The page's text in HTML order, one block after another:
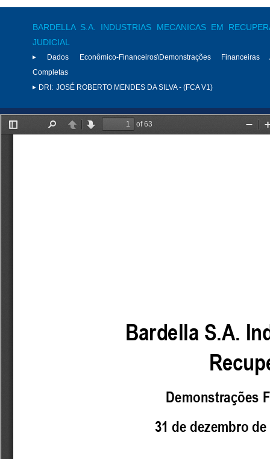
BARDELLA S.A. INDUSTRIAS MECANICAS EM
JUDICIAL
Dados Econômico-Financeiros\Demonstrações Financeiras
Completas
DRI: JOSÉ ROBERTO MENDES DA SILVA - (FCA V1)